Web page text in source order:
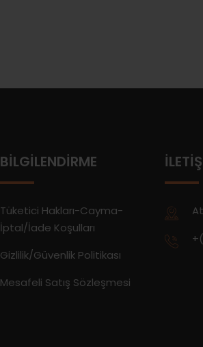
BILGILENDIRME
Tüketici Hakları-Cayma-
İptal/İade Koşulları
Gizlilik/Güvenlik Politikası
Mesafeli Satış Sözleşmesi